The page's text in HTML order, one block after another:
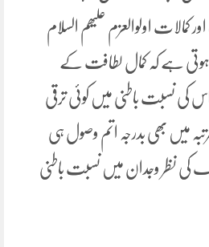
کمالات اولوالعزم علیھم السلام
ہے کہ کمال لطافت کے
کی نسبت باطنی میں کوئی ترقی
میں بھی بدرجہ اتم وصول ہی
نظر وجدان میں نسبت باطنی